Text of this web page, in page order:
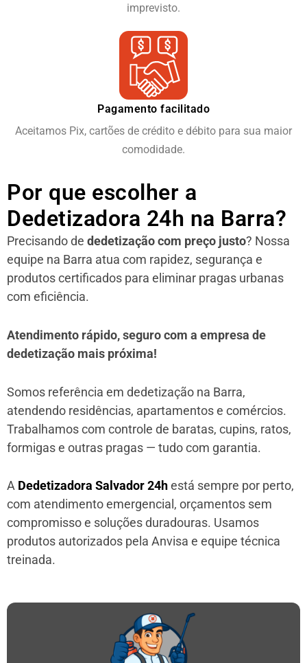
imprevisto.
Pagamento facilitado
Aceitamos Pix, cartões de crédito e débito para sua maior
comodidade.
Por que escolher a
Dedetizadora 24h na Barra?
Precisando de dedetização com preço justo? Nossa
equipe na Barra atua com rapidez, segurança e
produtos certificados para eliminar pragas urbanas
com eficiência.
Atendimento rápido, seguro com a empresa de
dedetização mais próxima!
Somos referência em dedetização na Barra,
atendendo residências, apartamentos e comércios.
Trabalhamos com controle de baratas, cupins, ratos,
formigas e outras pragas — tudo com garantia.
A Dedetizadora Salvador 24hestá sempre por perto,
com atendimento emergencial, orçamentos sem
compromisso e soluções duradouras. Usamos
produtos autorizados pela Anvisa e equipe técnica
treinada.